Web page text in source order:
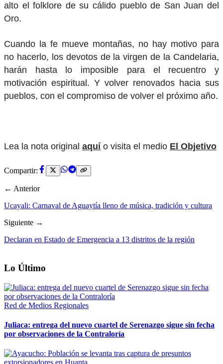
alto el folklore de su cálido pueblo de San Juan del
Oro.
Cuando la fe mueve montañas, no hay motivo para
no hacerlo, los devotos de la virgen de la Candelaria,
harán hasta lo imposible para el recuentro y
motivación espiritual. Y volver renovados hacia sus
pueblos, con el compromiso de volver el próximo año.
Lea la nota original aquí o visita el medio El Objetivo
Compartir:
← Anterior
Ucayali: Carnaval de Aguaytía lleno de música, tradición y cultura
Siguiente →
Declaran en Estado de Emergencia a 13 distritos de la región
Lo Último
Red de Medios Regionales
Juliaca: entrega del nuevo cuartel de Serenazgo sigue sin fecha
por observaciones de la Contraloría